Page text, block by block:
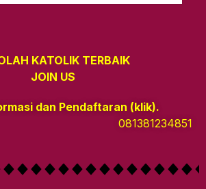
KATOLIK TERBAIK
JOIN US
dan Pendaftaran (klik).
081381234851